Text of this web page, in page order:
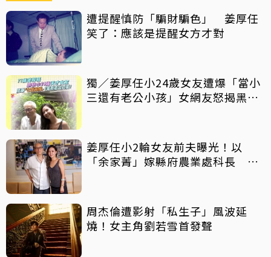
遭提醒慎防「騙財騙色」 姜厚任
笑了：應該是提醒女方才對
獨／姜厚任小24歲女友遭爆「當小
三還有老公小孩」女網友怒揭黑歷
姜厚任小2輪女友前夫曝光！以
「余家菁」嫁縣府農業處科長 交
周杰倫遭影射「私生子」風波延
燒！女主角劉若雪首發聲